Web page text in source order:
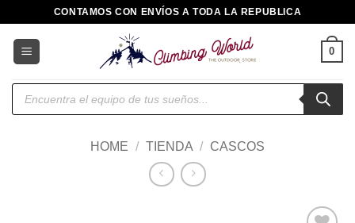
contenido
CONTAMOS CON ENVÍOS A TODA LA REPUBLICA
0
Búsqueda
HOME / TIENDA / CASCOS